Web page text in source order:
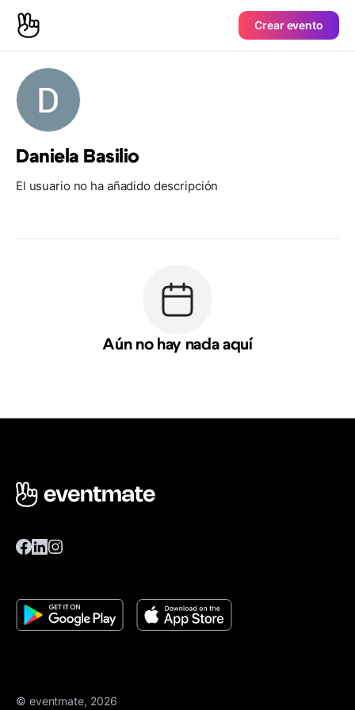
Crear evento
Daniela Basilio
El usuario no ha añadido descripción
Aún no hay nada aquí
© eventmate, 2026